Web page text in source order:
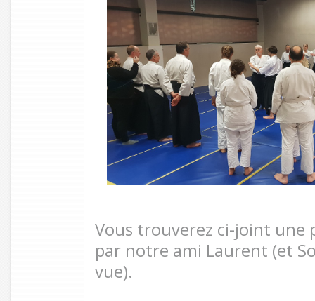
Vous trouverez ci-joint une
par notre ami Laurent (et
vue).